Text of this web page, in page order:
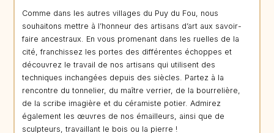
Comme dans les autres villages du Puy du Fou, nous
souhaitons mettre à l’honneur des artisans d’art aux savoir-
faire ancestraux. En vous promenant dans les ruelles de la
cité, franchissez les portes des différentes échoppes et
découvrez le travail de nos artisans qui utilisent des
techniques inchangées depuis des siècles. Partez à la
rencontre du tonnelier, du maître verrier, de la bourrelière,
de la scribe imagière et du céramiste potier. Admirez
également les œuvres de nos émailleurs, ainsi que de
sculpteurs, travaillant le bois ou la pierre !